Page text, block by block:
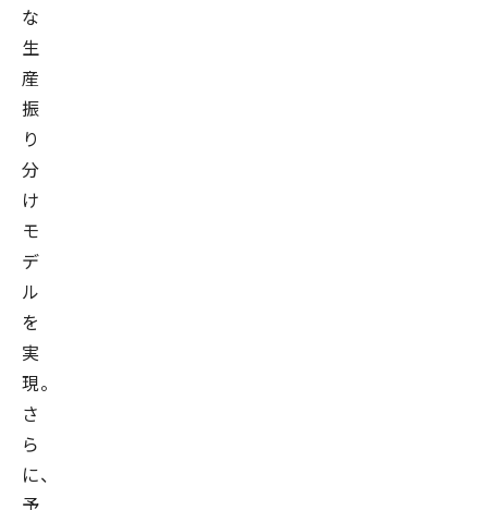
な
生
産
振
り
分
け
モ
デ
ル
を
実
現。
さ
ら
に、
予